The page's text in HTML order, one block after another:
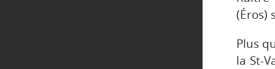
(Éros)
Plus
la St-